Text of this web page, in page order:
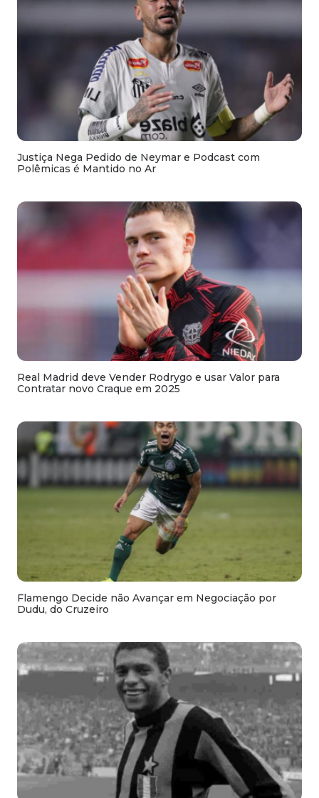
Justiça Nega Pedido de Neymar e Podcast com
Polêmicas é Mantido no Ar
Real Madrid deve Vender Rodrygo e usar Valor para
Contratar novo Craque em 2025
Flamengo Decide não Avançar em Negociação por
Dudu, do Cruzeiro